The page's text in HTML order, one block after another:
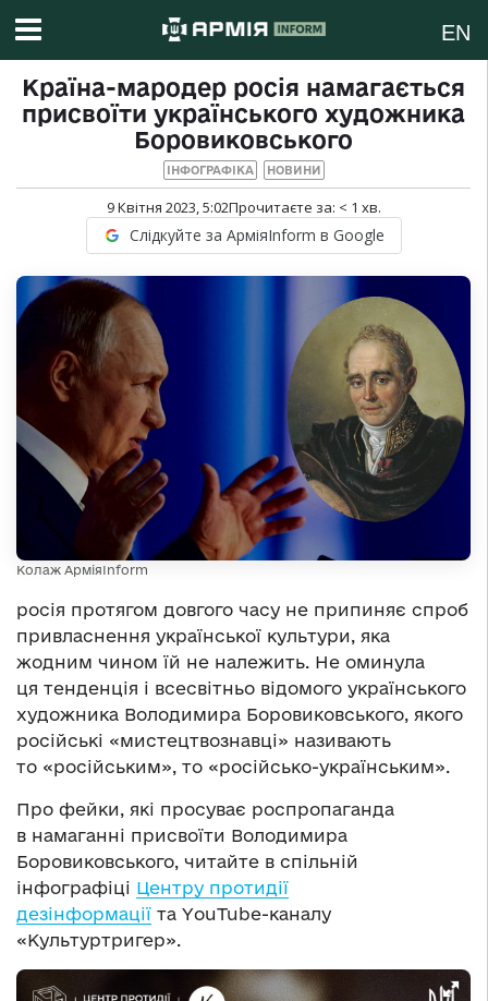
EN
Країна-мародер росія намагається
присвоїти українського художника
Боровиковського
ІНФОГРАФІКА НОВИНИ
9 Квітня 2023, 5:02Прочитаєте за: < 1 хв.
Слідкуйте за АрміяInform в Google
Колаж АрміяInform
росія протягом довгого часу не припиняє спроб
привласнення української культури, яка
жодним чином їй не належить. Не оминула
ця тенденція і всесвітньо відомого українського
художника Володимира Боровиковського, якого
російські «мистецтвознавці» називають
то «російським», то «російсько-українським».
Про фейки, які просуває роспропаганда
в намаганні присвоїти Володимира
Боровиковського, читайте в спільній
інфографіці Центру протидії
дезінформації та YouTube-каналу
«Культуртригер».